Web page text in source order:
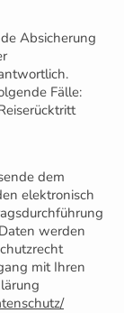
Absicherung
Fälle:
dem
elektronisch
werden
mit Ihren